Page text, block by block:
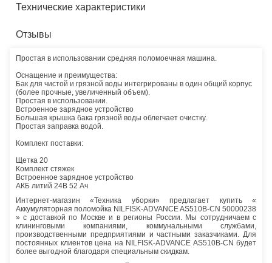
Технические характеристики
Отзывы
Простая в использовании средняя поломоечная машина.
Оснащение и преимущества:
Бак для чистой и грязной воды интегрированы в один общий корпус
(более прочные, увеличенный объем).
Простая в использовании.
Встроенное зарядное устройство
Большая крышка бака грязной воды облегчает очистку.
Простая заправка водой.
Комплект поставки:
Щетка 20
Комплект стяжек
Встроенное зарядное устройство
АКБ литий 24В 52 Ач
Интернет-магазин «Техника уборки» предлагает купить «
Аккумуляторная поломойка NILFISK-ADVANCE AS510B-CN 50000238
» с доставкой по Москве и в регионы России. Мы сотрудничаем с
клининговыми компаниями, коммунальными службами,
производственными предприятиями и частными заказчиками. Для
постоянных клиентов цена на NILFISK-ADVANCE AS510B-CN будет
более выгодной благодаря специальным скидкам.